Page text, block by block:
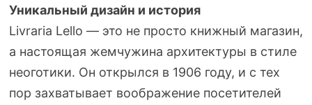
Уникальный дизайн и история
Livraria Lello — это не просто книжный магазин,
а настоящая жемчужина архитектуры в стиле
неоготики. Он открылся в 1906 году, и с тех
пор захватывает воображение посетителей